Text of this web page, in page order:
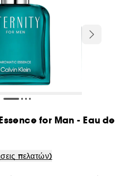
for Man - Eau de
πελατών)